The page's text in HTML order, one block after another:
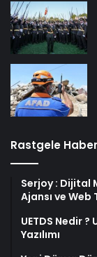
Rastgele
Serjoy : Dijital
Ajansı ve Web
UETDS Nedir ?
Yazılımı